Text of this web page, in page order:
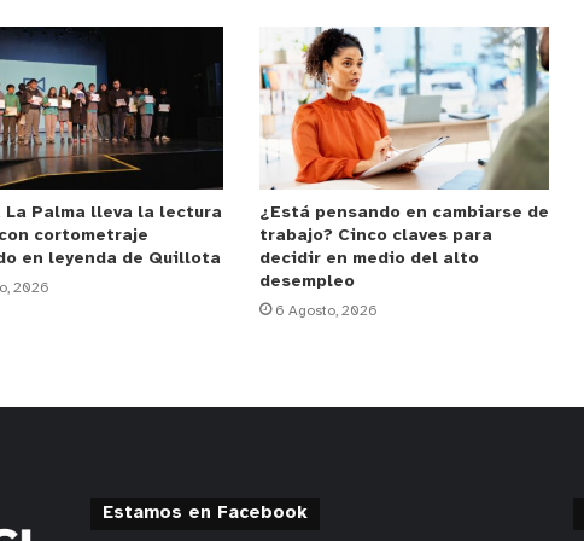
La Palma lleva la lectura
cortometraje
en leyenda de Quillota
2026
¿Está pensando en cambiarse de
trabajo? Cinco claves para
decidir en medio del alto
desempleo
6 Agosto, 2026
Estamos en Facebook